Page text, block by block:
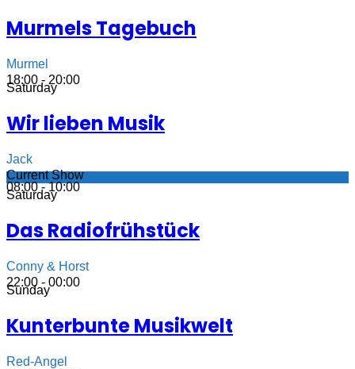
Murmels Tagebuch
Murmel
18:00 - 20:00
Saturday
Wir lieben Musik
Jack
Current Show
08:00 - 10:00
Saturday
Das Radiofrühstück
Conny & Horst
22:00 - 00:00
Sunday
Kunterbunte Musikwelt
Red-Angel